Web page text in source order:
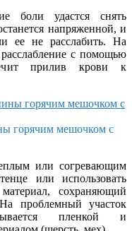
боли удастся снять
напряженной, и
ее не расслабить. На
с помощью
прилив крови к
горячим мешочком с
или согревающим
или использовать
сохраняющий
проблемный участок
пленкой и